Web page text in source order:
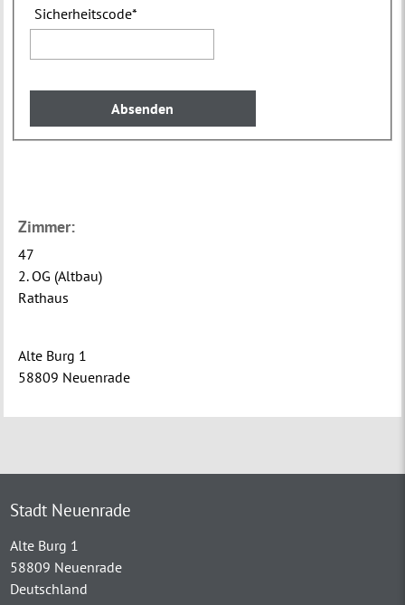
Sicherheitscode*
Zimmer:
47
2. OG (Altbau)
Rathaus
Alte Burg 1
58809 Neuenrade
Stadt Neuenrade
Alte Burg 1
58809 Neuenrade
Deutschland